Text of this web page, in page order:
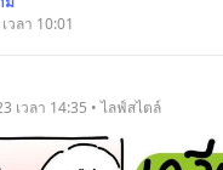
วลา 10:01
เวลา 14:35 • ไลฟ์สไตล์